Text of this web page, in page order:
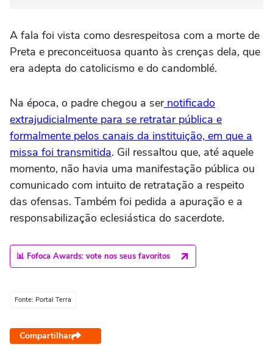
A fala foi vista como desrespeitosa com a morte de
Preta e preconceituosa quanto às crenças dela, que
era adepta do catolicismo e do candomblé.
Na época, o padre chegou a sernotificado
extrajudicialmente para se retratar pública e
formalmente pelos canais da instituição, em que a
missa foi transmitida. Gil ressaltou que, até aquele
momento, não havia uma manifestação pública ou
comunicado com intuito de retratação a respeito
das ofensas. Também foi pedida a apuração e a
responsabilização eclesiástica do sacerdote.
📊 Fofoca Awards: vote nos seus favoritos
Fonte: Portal Terra
Compartilhar